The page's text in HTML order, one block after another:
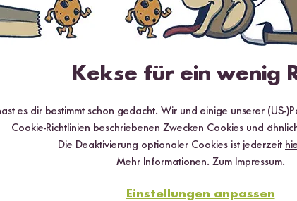
ziehen. Man sollte darauf achten, dass die Sprossen
gilt, dass man das Glas zu rund 1/16 mit rohen
Kekse für ein wenig
es dir bestimmt schon gedacht. Wir und einige unserer (US-
Cookie-Richtlinien beschriebenen Zwecken Cookies und
Die Deaktivierung optionaler Cookies ist jederzeit
Mehr Informationen. Zum Impressum.
Einstellungen anpassen